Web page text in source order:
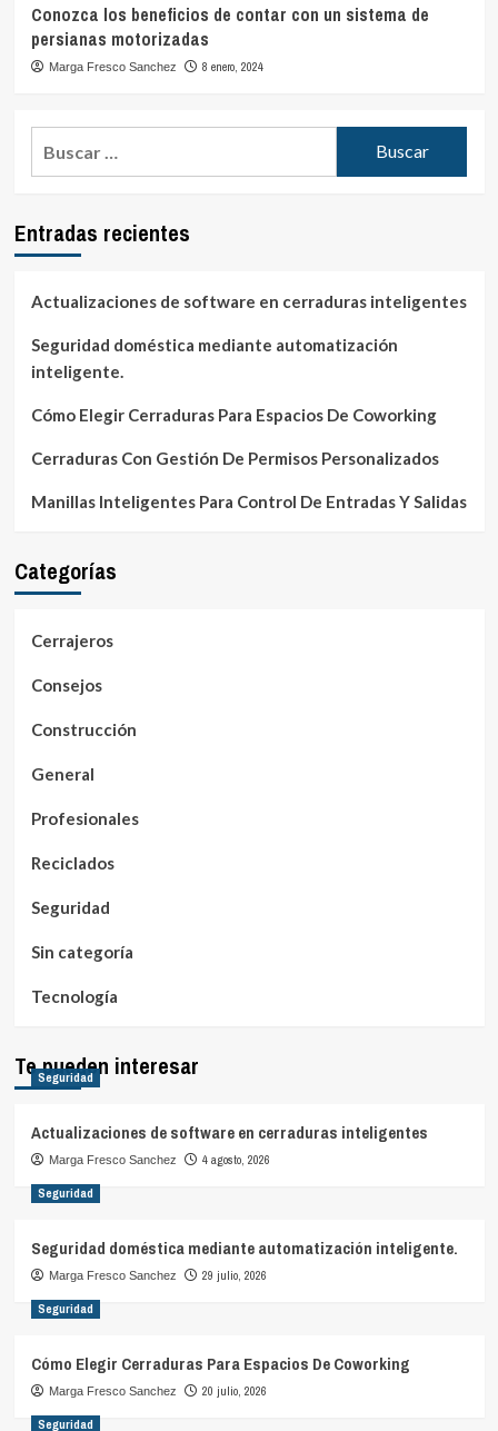
Conozca los beneficios de contar con un sistema de
persianas motorizadas
Marga Fresco Sanchez 8 enero, 2024
Entradas recientes
Actualizaciones de software en cerraduras inteligentes
Seguridad doméstica mediante automatización
inteligente.
Cómo Elegir Cerraduras Para Espacios De Coworking
Cerraduras Con Gestión De Permisos Personalizados
Manillas Inteligentes Para Control De Entradas Y Salidas
Categorías
Cerrajeros
Consejos
Construcción
General
Profesionales
Reciclados
Seguridad
Sin categoría
Tecnología
Te pueden interesar
Seguridad
Actualizaciones de software en cerraduras inteligentes
Marga Fresco Sanchez 4 agosto, 2026
Seguridad
Seguridad doméstica mediante automatización inteligente.
Marga Fresco Sanchez 29 julio, 2026
Seguridad
Cómo Elegir Cerraduras Para Espacios De Coworking
Marga Fresco Sanchez 20 julio, 2026
Seguridad